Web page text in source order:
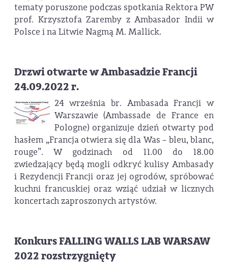
tematy poruszone podczas spotkania Rektora PW
prof. Krzysztofa Zaremby z Ambasador Indii w
Polsce i na Litwie Nagmą M. Mallick.
Drzwi otwarte w Ambasadzie Francji
24.09.2022 r.
24 września br. Ambasada Francji w
Warszawie (Ambassade de France en
Pologne) organizuje dzień otwarty pod
hasłem „Francja otwiera się dla Was – bleu, blanc,
rouge”. W godzinach od 11.00 do 18.00
zwiedzający będą mogli odkryć kulisy Ambasady
i Rezydencji Francji oraz jej ogrodów, spróbować
kuchni francuskiej oraz wziąć udział w licznych
koncertach zaproszonych artystów.
Konkurs FALLING WALLS LAB WARSAW
2022 rozstrzygnięty